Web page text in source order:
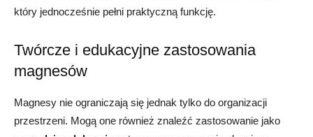
który jednocześnie pełni praktyczną funkcję.
Twórcze i edukacyjne zastosowania
magnesów
Magnesy nie ograniczają się jednak tylko do organizacji
przestrzeni. Mogą one również znaleźć zastosowanie jako